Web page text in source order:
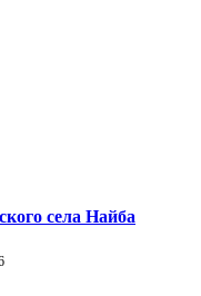
села Найба